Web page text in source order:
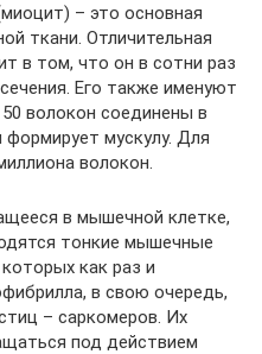
– это основная
ткани. Отличительная
в том, что он в сотни раз
Его также именуют
волокон соединены в
мускулу. Для
волокон.
в мышечной клетке,
тонкие мышечные
как раз и
в свою очередь,
– саркомеров. Их
под действием